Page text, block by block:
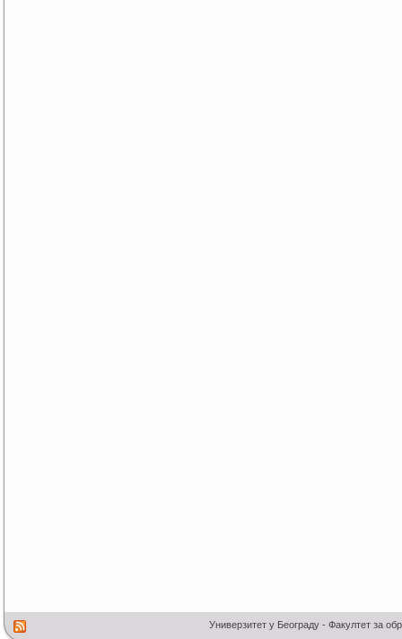
Универзитет у Београду - Факултет за